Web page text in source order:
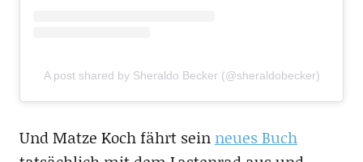
A post shared by Sheraldo Becker (@sheraldobecker)
Und Matze Koch fährt sein neues Buch